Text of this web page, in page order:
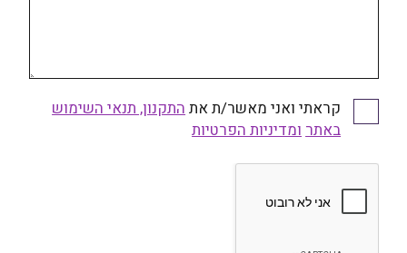
קראתי ואני מאשר/ת את התקנון, תנאי השימוש
באתר ומדיניות הפרטיות